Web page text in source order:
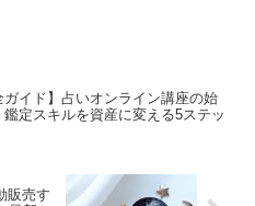
ガイド】占いオンライン講座の始
鑑定スキルを資産に変える5ステッ
販売す